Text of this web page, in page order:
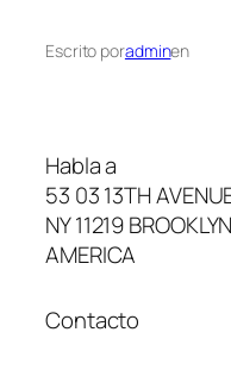
Escrito poradminen
Habla a
53 03 13TH
NY 11219
AMERICA
Contacto